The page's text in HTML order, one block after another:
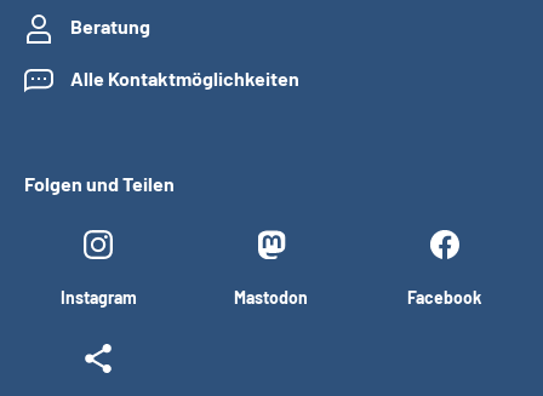
Beratung
Alle Kontaktmöglichkeiten
Folgen und Teilen
Instagram Mastodon Facebook